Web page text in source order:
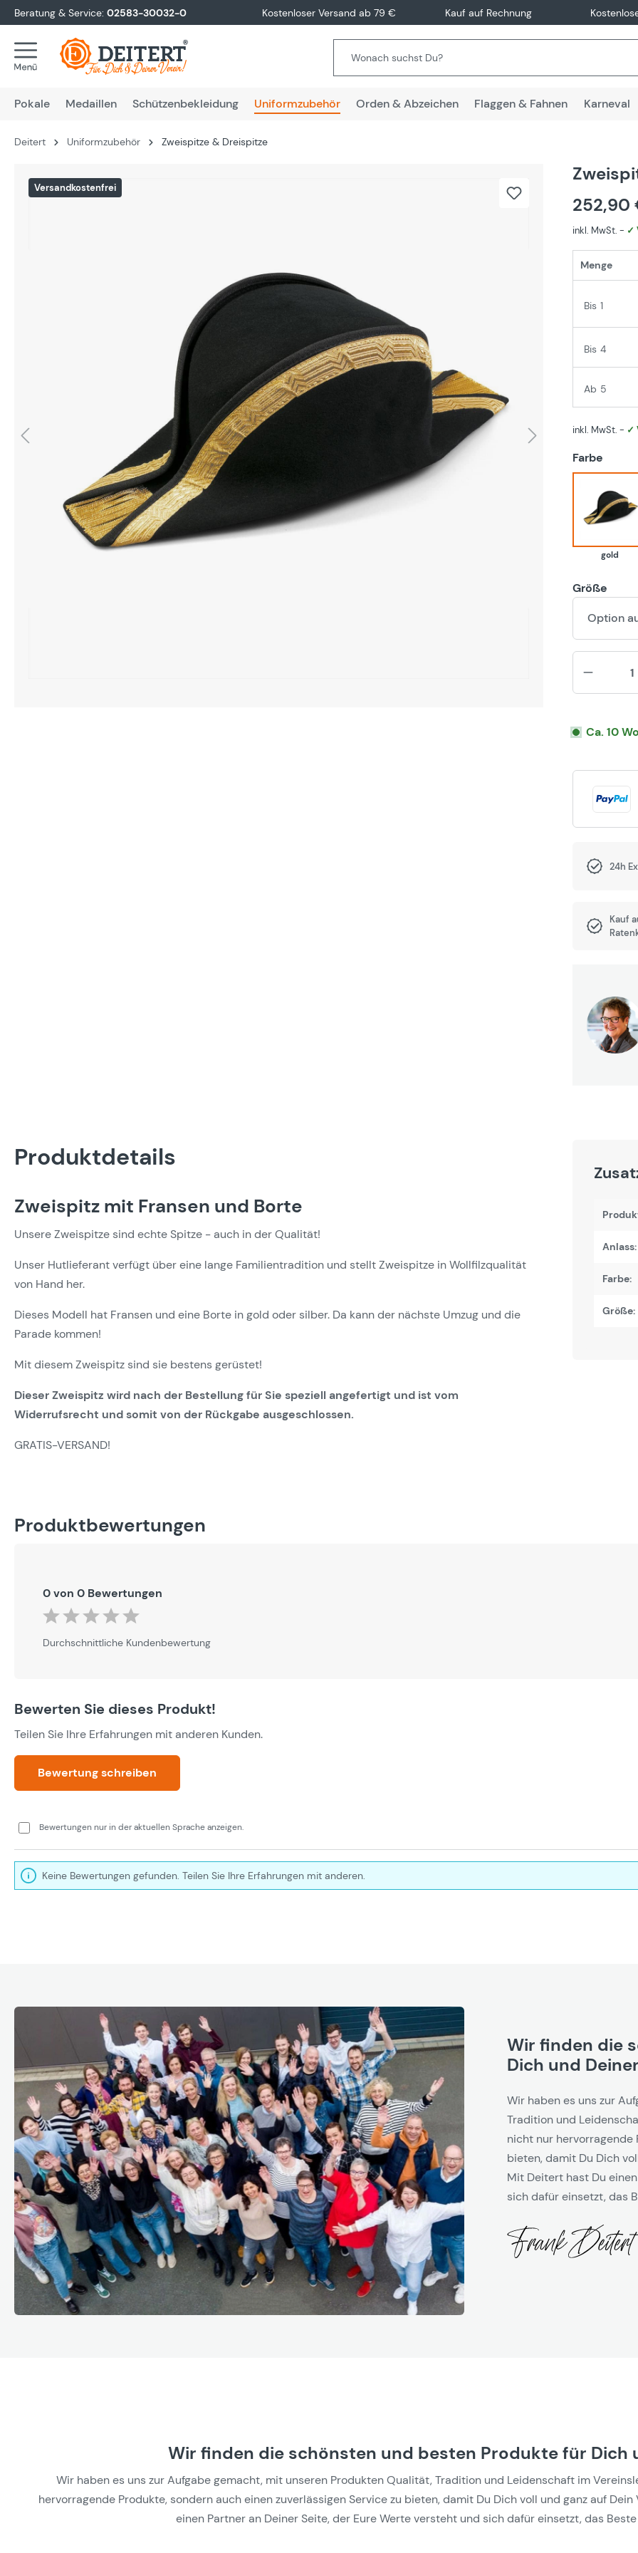
Zur Hauptnavigation springen
Beratung & Service: 02583-30032-0 Kostenloser Versand ab 79 € Kauf auf Rechnung
Pokale Medaillen Schützenbekleidung Uniformzubehör Orden & Abzeichen Flaggen & Fahnen Karneval
Deitert Uniformzubehör Zweispitze & Dreispitze
Versandkostenfrei
252,90
inkl. MwSt. - ✓
Menge
Bis 1
Bis 4
Ab 5
inkl. MwSt. - ✓
Farbe
gold
gold
Größe
Option
Ca. 10
24h
Kauf
Produktdetails
Zweispitz mit Fransen und Borte
Unsere Zweispitze sind echte Spitze - auch in der Qualität!
Unser Hutlieferant verfügt über eine lange Familientradition und stellt Zweispitze in Wollfilzqualität
von Hand her.
Dieses Modell hat Fransen und eine Borte in gold oder silber. Da kann der nächste Umzug und die
Parade kommen!
Mit diesem Zweispitz sind sie bestens gerüstet!
Dieser Zweispitz wird nach der Bestellung für Sie speziell angefertigt und ist vom
Widerrufsrecht und somit von der Rückgabe ausgeschlossen.
GRATIS-VERSAND!
Anlass:
Farbe:
Größe:
Produktbewertungen
0 von 0 Bewertungen
Durchschnittliche Bewertung von 0 von 5 Sternen
Durchschnittliche Kundenbewertung
Bewerten Sie dieses Produkt!
Teilen Sie Ihre Erfahrungen mit anderen Kunden.
Bewertung schreiben
Bewertungen nur in der aktuellen Sprache anzeigen.
Keine Bewertungen gefunden. Teilen Sie Ihre Erfahrungen mit anderen.
Wir finden die
Dich und
Wir haben es uns zur
Tradition und
nicht nur hervorragende
bieten, damit Du Dich
Mit Deitert hast Du
sich dafür einsetzt, das
Wir finden die schönsten und besten Produkte für Dich
Wir haben es uns zur Aufgabe gemacht, mit unseren Produkten Qualität, Tradition und Leidenschaft im
hervorragende Produkte, sondern auch einen zuverlässigen Service zu bieten, damit Du Dich voll und ganz auf
einen Partner an Deiner Seite, der Eure Werte versteht und sich dafür einsetzt, das